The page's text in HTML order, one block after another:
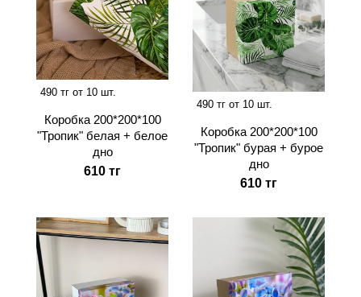
490 тг от 10 шт.
Коробка 200*200*100
"Тропик" белая + белое
дно
610 тг
490 тг от 10 шт.
Коробка 200*200*100
"Тропик" бурая + бурое
дно
610 тг